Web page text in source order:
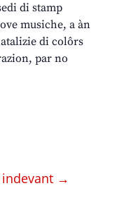
di stamp
musiche, a àn
di colôrs
par no
indevant →